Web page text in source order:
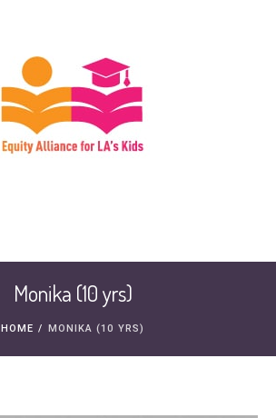
Monika (10 yrs)
HOME / MONIKA (10 YRS)